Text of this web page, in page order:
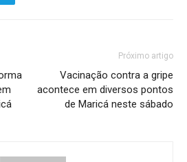
Próximo artigo
Vacinação contra a gripe
acontece em diversos pontos
de Maricá neste sábado